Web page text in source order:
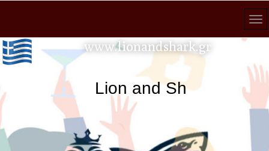
www.lionandshark.gr
Lion and Shark κάθε